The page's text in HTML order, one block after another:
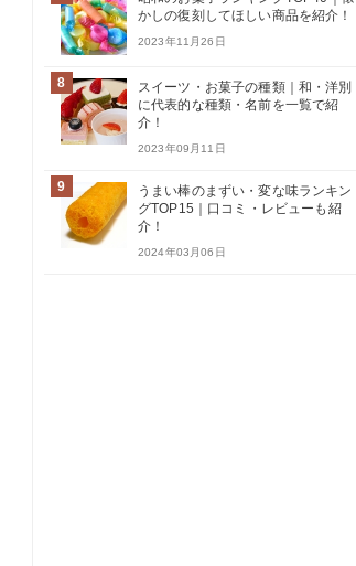
かしの復刻してほしい商品を紹介！
2023年11月26日
8
スイーツ・お菓子の種類｜和・洋別
に代表的な種類・名前を一覧で紹
介！
2023年09月11日
9
うまい棒のまずい・変な味ランキン
グTOP15｜口コミ・レビューも紹
介！
2024年03月06日